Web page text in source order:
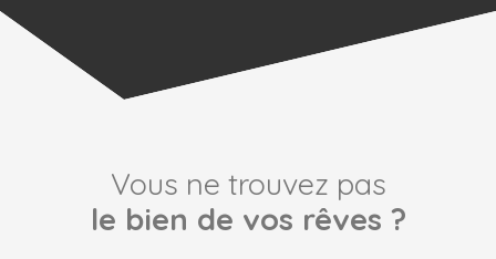
Vous ne trouvez pas
le bien de vos rêves ?